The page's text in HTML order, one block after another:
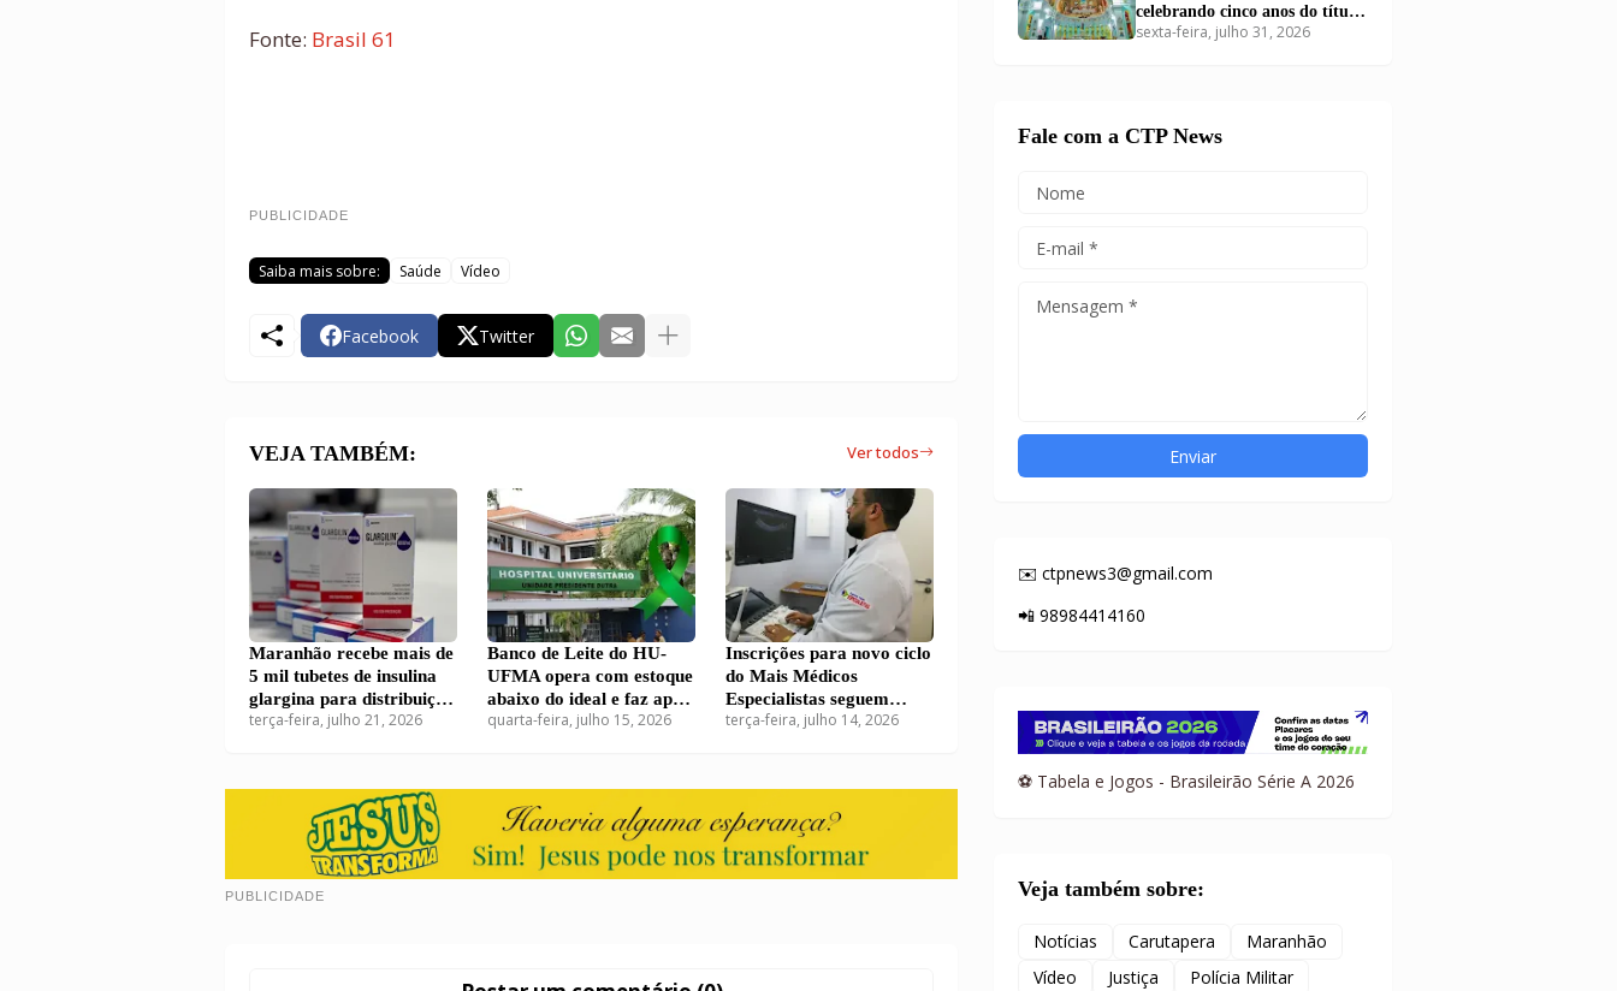
Fonte: Brasil 61
PUBLICIDADE
Saiba mais sobre: Saúde Vídeo
Facebook Twitter
VEJA TAMBÉM: Ver todos
Maranhão recebe mais de
5 mil tubetes de insulina
glargina para distribuição
pelo SUS
terça-feira, julho 21, 2026
Banco de Leite do HU-
UFMA opera com estoque
abaixo do ideal e faz apelo
por doações em São Luís
quarta-feira, julho 15, 2026
Inscrições para novo ciclo
do Mais Médicos
Especialistas seguem
abertas com 38 vagas
terça-feira, julho 14, 2026
PUBLICIDADE
celebrando cinco anos do título
de Basílica em Carutapera
sexta-feira, julho 31, 2026
Fale com a CTP News
✉️ ctpnews3@gmail.com
📲 98984414160
⚽ Tabela e Jogos - Brasileirão Série A 2026
Veja também sobre:
Notícias Carutapera
Maranhão
Vídeo
Justiça
Polícia Militar